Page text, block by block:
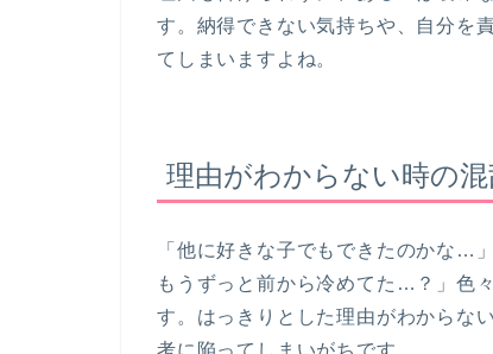
す。納得できない気持ちや、自分を
てしまいますよね。
理由がわからない時の
「他に好きな子でもできたのかな…
もうずっと前から冷めてた…？」色
す。はっきりとした理由がわからな
考に陥ってしまいがちです。